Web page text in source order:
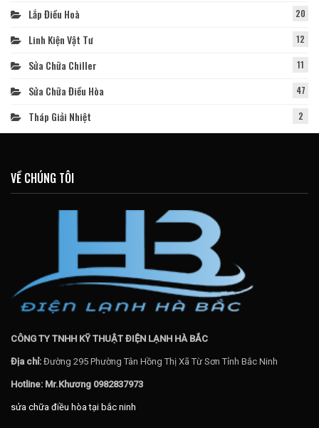
Lắp Điều Hoà 20
Linh Kiện Vật Tư 12
Sửa Chữa Chiller 11
Sửa Chữa Điều Hòa 47
Tháp Giải Nhiệt 2
VỀ CHÚNG TÔI
CÔNG TY TNHH KỸ THUẬT ĐIỆN LẠNH HÀ BẮC
Địa chỉ: Đường 295 Phường Tân Hồng Thị Xã Từ Sơn Tỉnh Bắc Ninh
Hotline: Mr.Khương 0982837973
sửa chữa điều hòa tại bắc ninh